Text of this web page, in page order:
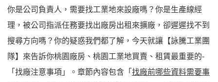
你是公司負責人，需要找工業地來設廠嗎？你是生產線經
理，被公司指派任務要找出廠房出租來擴廠，卻遲遲找不到
搜尋方向嗎？你的疑惑我們都了解，今天就讓【詠騰工業團
隊】來告訴你桃園廠房、桃園工業地買賣、租賃最重要的-
「找廠注意事項」。章節內容包含「 找廠前哪些資料需要事